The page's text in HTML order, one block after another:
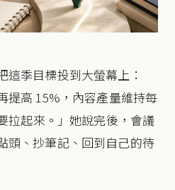
季目標投到大螢幕上：
提高 15%，內容產量維持每
拉起來。」她說完後，會議
頭、抄筆記、回到自己的待